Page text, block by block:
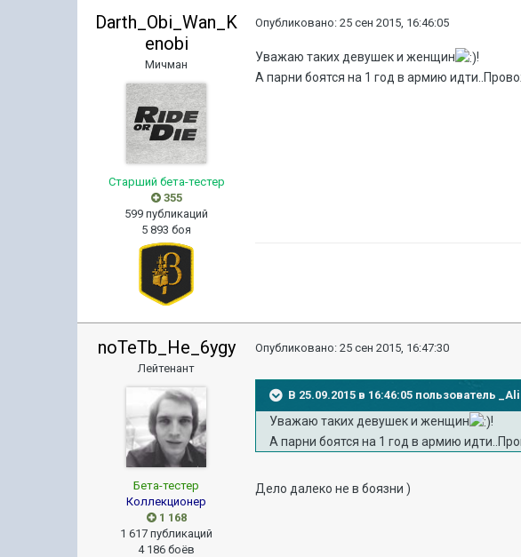
Darth_Obi_Wan_K
enobi
Мичман
Старший бета-тестер
355
599 публикаций
5 893 боя
Опубликовано:25 сен 2015, 16:46:05
Уважаю таких девушек и женщин
!
А парни боятся на 1 год в армию
noTeTb_He_6ygy
Лейтенант
Бета-тестер
Коллекционер
1 168
1 617 публикаций
4 186 боёв
Опубликовано:25 сен 2015, 16:47:30
В 25.09.2015 в 16:46:05 пользователь
Уважаю таких девушек и женщин
!
А парни боятся на 1 год в армию
Дело далеко не в боязни )